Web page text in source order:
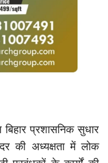
प्रशासनिक सुधार
की अध्यक्षता में लोक